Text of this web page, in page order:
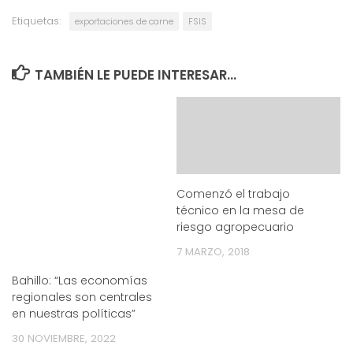
Etiquetas: exportaciones de carne FSIS
TAMBIÉN LE PUEDE INTERESAR...
Bahillo: “Las economías
regionales son centrales
en nuestras políticas”
30 NOVIEMBRE, 2022
Comenzó el trabajo
técnico en la mesa de
riesgo agropecuario
7 MARZO, 2018